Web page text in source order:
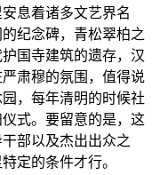
息着诸多文艺界名
纪念碑，青松翠柏之
国寺建筑的遗存，汉
肃穆的氛围，值得说
，每年清明的时候社
式。要留意的是，这
部以及杰出出众之
定的条件才行。